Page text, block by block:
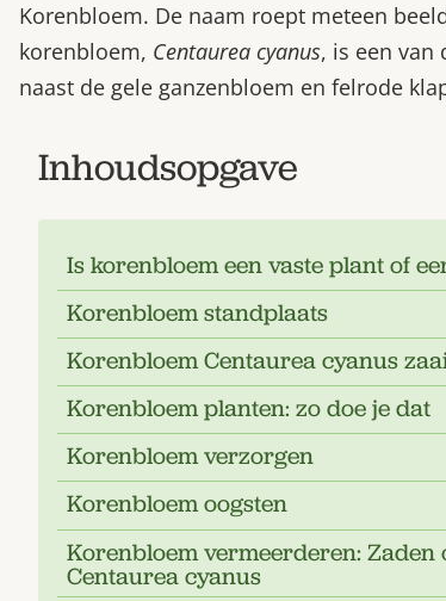
Korenbloem. De naam roept meteen
korenbloem, Centaurea cyanus, is een van
naast de gele ganzenbloem en felrode
Inhoudsopgave
Is korenbloem een vaste plant of
Korenbloem standplaats
Korenbloem Centaurea cyanus
Korenbloem planten: zo doe je dat
Korenbloem verzorgen
Korenbloem oogsten
Korenbloem vermeerderen: Zaden
Centaurea cyanus